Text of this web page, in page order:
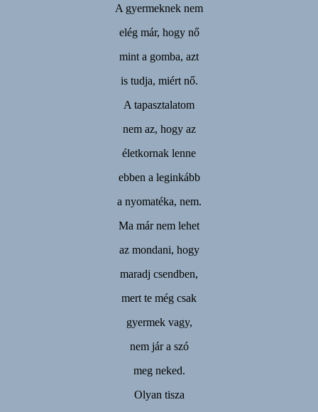
A gyermeknek nem
elég már, hogy nő
mint a gomba, azt
is tudja, miért nő.
A tapasztalatom
nem az, hogy az
életkornak lenne
ebben a leginkább
a nyomatéka, nem.
Ma már nem lehet
az mondani, hogy
maradj csendben,
mert te még csak
gyermek vagy,
nem jár a szó
meg neked.
Olyan tisza